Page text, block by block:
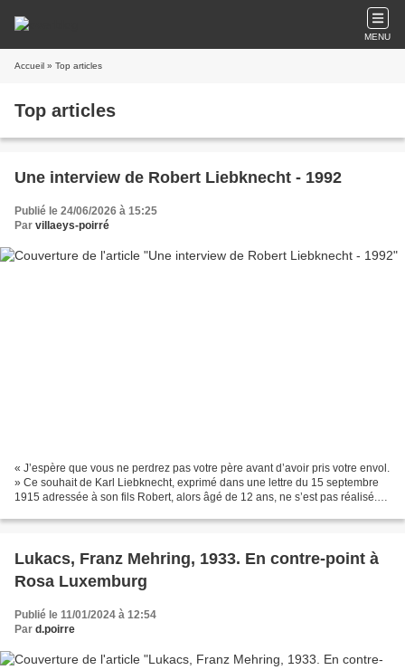
MENU
Accueil » Top articles
Top articles
Une interview de Robert Liebknecht - 1992
Publié le 24/06/2026 à 15:25
Par villaeys-poirré
« J’espère que vous ne perdrez pas votre père avant d’avoir pris votre envol.
» Ce souhait de Karl Liebknecht, exprimé dans une lettre du 15 septembre
1915 adressée à son fils Robert, alors âgé de 12 ans, ne s’est pas réalisé.
Lukacs, Franz Mehring, 1933. En contre-point à
Rosa Luxemburg
Publié le 11/01/2024 à 12:54
Par d.poirre